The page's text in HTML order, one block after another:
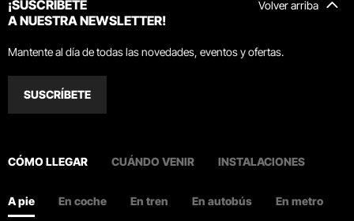
Volver arriba
¡SUSCRÍBETE
A NUESTRA NEWSLETTER!
Mantente al día de todas las novedades, eventos y ofertas.
SUSCRÍBETE
CÓMO LLEGAR CUÁNDO VENIR INSTALACIONES
A pie En coche En tren En autobús En metro